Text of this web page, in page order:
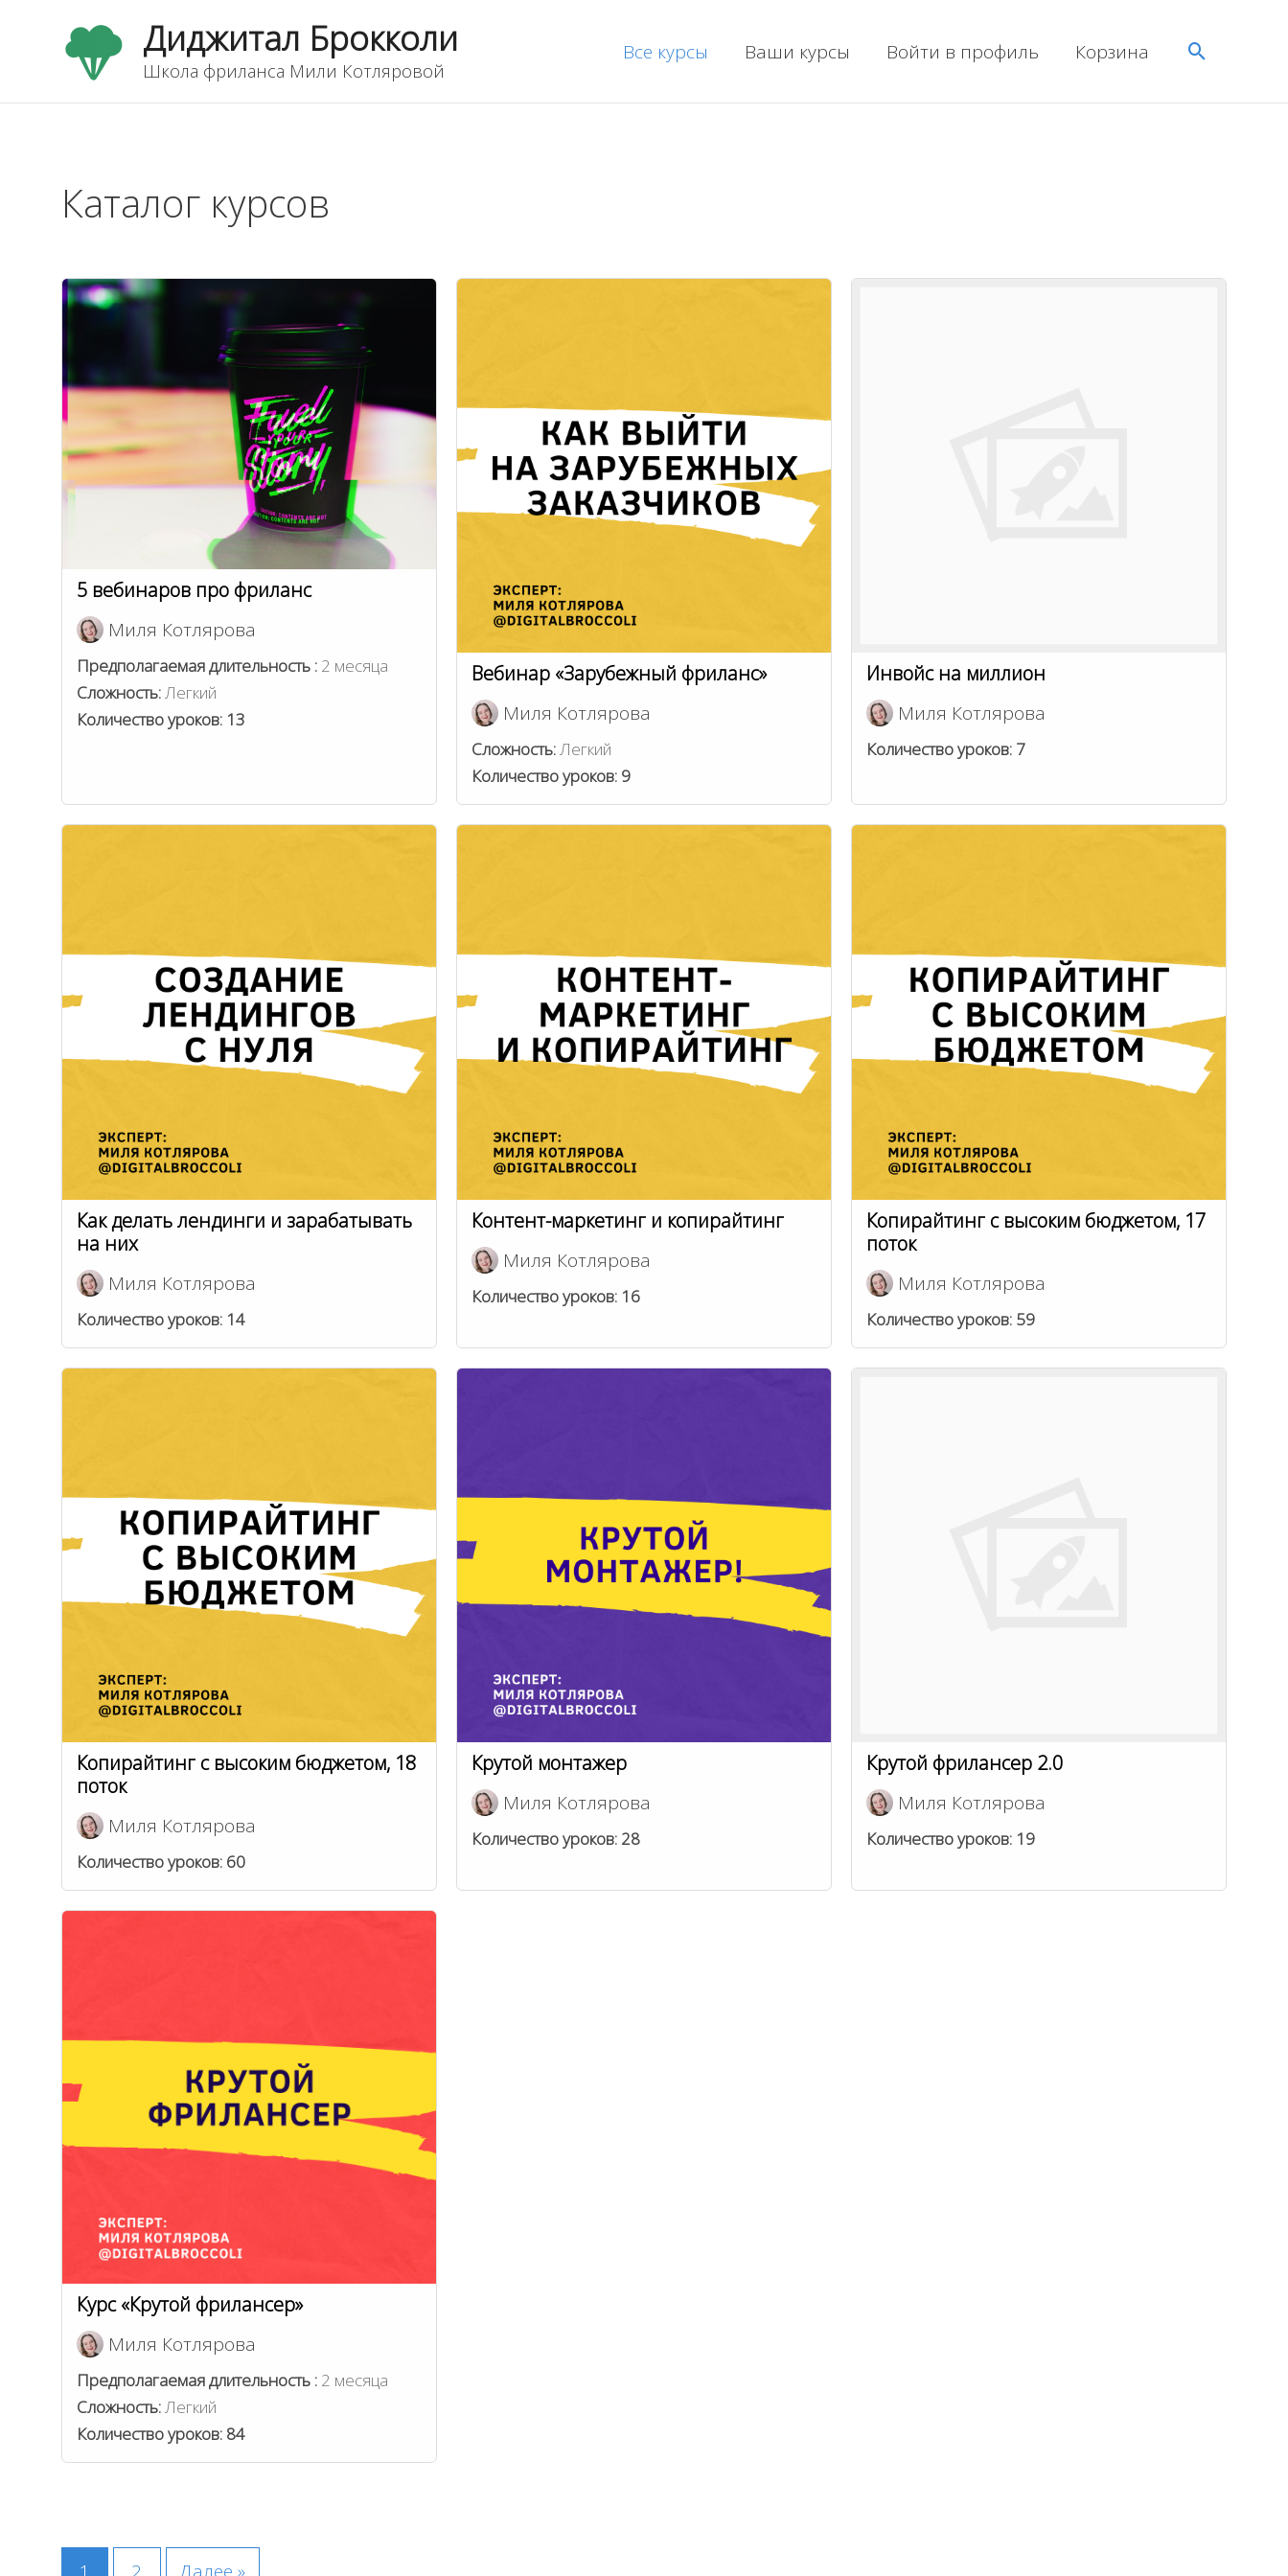
содержимому
Диджитал Брокколи
Школа фриланса Мили Котляровой
Все курсы Ваши курсы Войти в профиль Корзина Поиск
Каталог курсов
5 вебинаров про фриланс
Миля Котлярова
Предполагаемая длительность : 2 месяца
Сложность:Легкий
Количество уроков: 13
Вебинар «Зарубежный фриланс»
Миля Котлярова
Сложность:Легкий
Количество уроков: 9
Инвойс на миллион
Миля Котлярова
Количество уроков: 7
Как делать лендинги и зарабатывать
на них
Миля Котлярова
Количество уроков: 14
Контент-маркетинг и копирайтинг
Миля Котлярова
Количество уроков: 16
Копирайтинг с высоким бюджетом, 17
поток
Миля Котлярова
Количество уроков: 59
Копирайтинг с высоким бюджетом, 18
поток
Миля Котлярова
Количество уроков: 60
Крутой монтажер
Миля Котлярова
Количество уроков: 28
Крутой фрилансер 2.0
Миля Котлярова
Количество уроков: 19
Курс «Крутой фрилансер»
Миля Котлярова
Предполагаемая длительность : 2 месяца
Сложность:Легкий
Количество уроков: 84
1 2 Далее »